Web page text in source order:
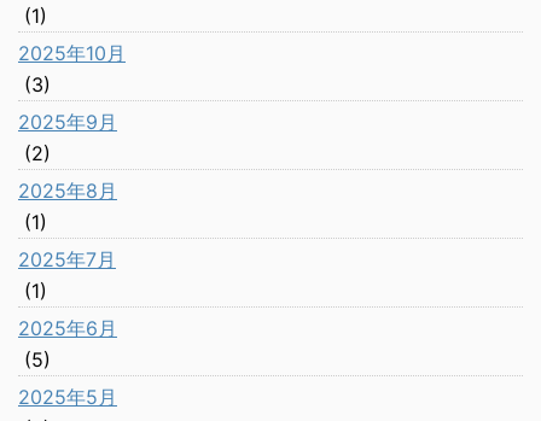
(1)
2025年10月
(3)
2025年9月
(2)
2025年8月
(1)
2025年7月
(1)
2025年6月
(5)
2025年5月